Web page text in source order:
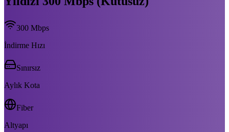
300 Mbps
İndirme Hızı
Sınırsız
Aylık Kota
Fiber
Altyapı